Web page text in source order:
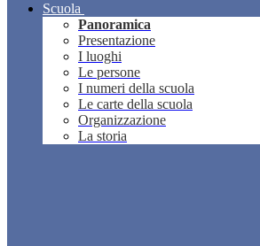
Scuola
Panoramica
Presentazione
I luoghi
Le persone
I numeri della scuola
Le carte della scuola
Organizzazione
La storia